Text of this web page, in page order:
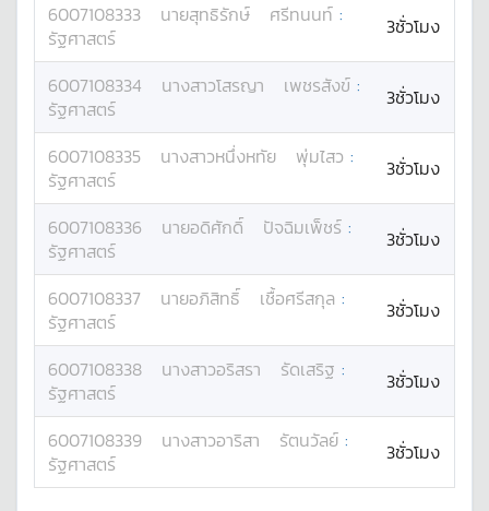
6007108333 นายสุทธิรักษ์ ศรีทนนท์ :
รัฐศาสตร์
3ชั่วโมง
6007108334 นางสาวโสรญา เพชรสังข์ :
รัฐศาสตร์
3ชั่วโมง
6007108335 นางสาวหนึ่งหทัย พุ่มไสว :
รัฐศาสตร์
3ชั่วโมง
6007108336 นายอดิศักดิ์ ปัจฉิมเพ็ชร์ :
รัฐศาสตร์
3ชั่วโมง
6007108337 นายอภิสิทธิ์ เชื้อศรีสกุล :
รัฐศาสตร์
3ชั่วโมง
6007108338 นางสาวอริสรา รัดเสริฐ :
รัฐศาสตร์
3ชั่วโมง
6007108339 นางสาวอาริสา รัตนวัลย์ :
รัฐศาสตร์
3ชั่วโมง